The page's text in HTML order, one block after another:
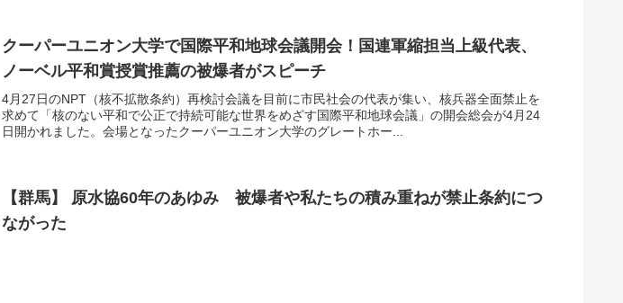
クーパーユニオン大学で国際平和地球会議開会！国連軍縮担当上級代表、
ノーベル平和賞授賞推薦の被爆者がスピーチ
4月27日のNPT（核不拡散条約）再検討会議を目前に市民社会の代表が集い、核兵器全面禁止を
求めて「核のない平和で公正で持続可能な世界をめざす国際平和地球会議」の開会総会が4月24
日開かれました。会場となったクーパーユニオン大学のグレートホー...
【群馬】 原水協60年のあゆみ 被爆者や私たちの積み重ねが禁止条約につ
ながった